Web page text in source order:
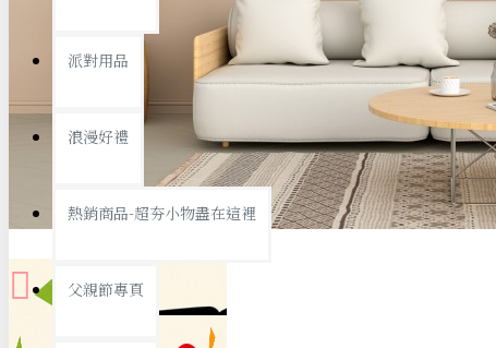
置物架/收納櫃
銅板精選
派對用品
浪漫好禮
熱銷商品-超夯小物盡在這裡
父親節專頁